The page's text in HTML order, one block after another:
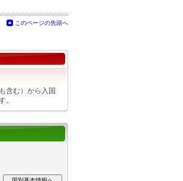
このページの先頭へ
含む）から入国
。